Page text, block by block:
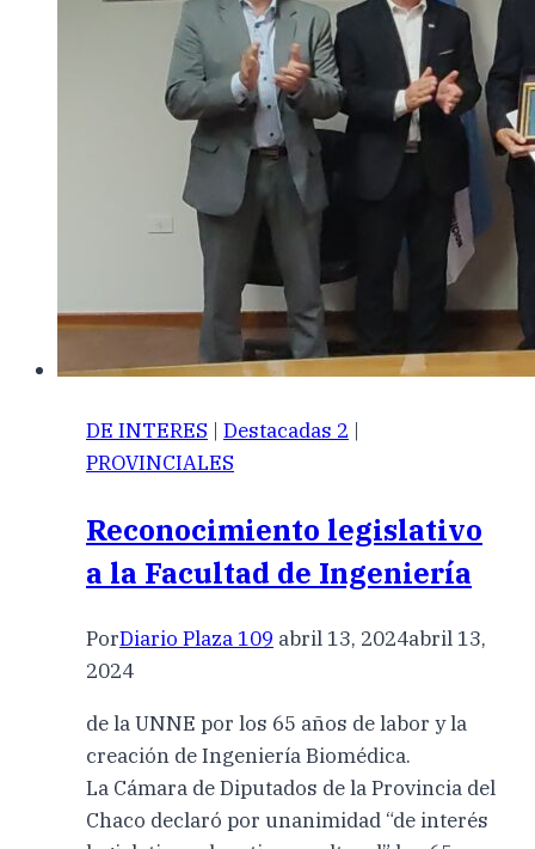
DE INTERES | Destacadas 2 |
PROVINCIALES
Reconocimiento legislativo
a la Facultad de Ingeniería
PorDiario Plaza 109 abril 13, 2024abril 13,
2024
de la UNNE por los 65 años de labor y la
creación de Ingeniería Biomédica.
La Cámara de Diputados de la Provincia del
Chaco declaró por unanimidad “de interés